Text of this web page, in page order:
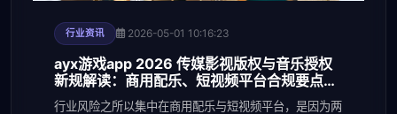
行业资讯 2026-05-01 10:16:23
ayx游戏app 2026 传媒影视版权与音乐授权
新规解读：商用配乐、短视频平台合规要点与
避坑清单
行业风险之所以集中在商用配乐与短视频平台，是因为两